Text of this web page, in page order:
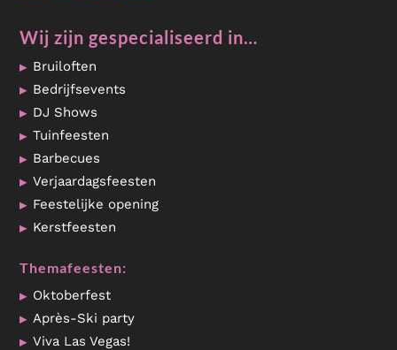
Wij zijn gespecialiseerd in…
Bruiloften
Bedrijfsevents
DJ Shows
Tuinfeesten
Barbecues
Verjaardagsfeesten
Feestelijke opening
Kerstfeesten
Themafeesten:
Oktoberfest
Après-Ski party
Viva Las Vegas!